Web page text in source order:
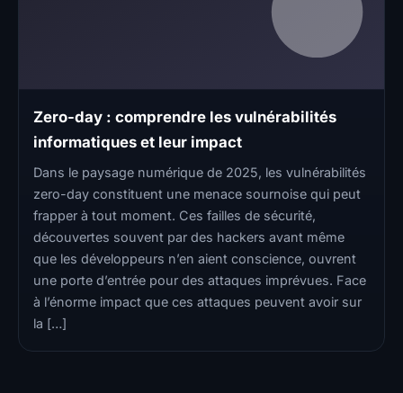
Zero-day : comprendre les vulnérabilités
informatiques et leur impact
Dans le paysage numérique de 2025, les vulnérabilités
zero-day constituent une menace sournoise qui peut
frapper à tout moment. Ces failles de sécurité,
découvertes souvent par des hackers avant même
que les développeurs n’en aient conscience, ouvrent
une porte d’entrée pour des attaques imprévues. Face
à l’énorme impact que ces attaques peuvent avoir sur
la […]